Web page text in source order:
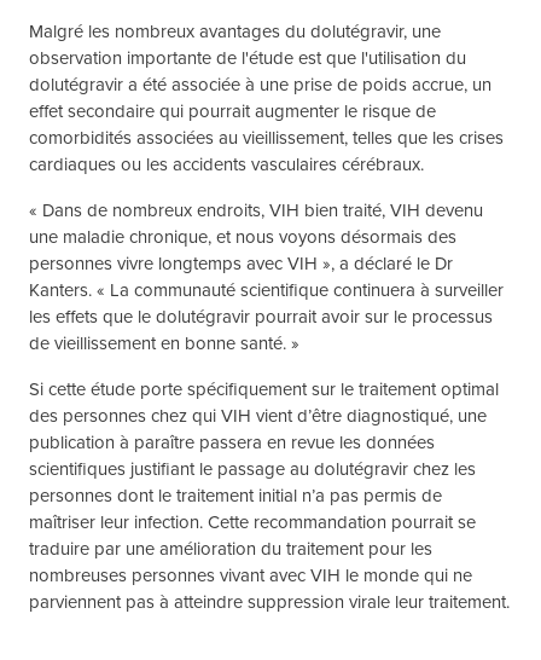
Malgré les nombreux avantages du dolutégravir, une
observation importante de l'étude est que l'utilisation du
dolutégravir a été associée à une prise de poids accrue, un
effet secondaire qui pourrait augmenter le risque de
comorbidités associées au vieillissement, telles que les crises
cardiaques ou les accidents vasculaires cérébraux.
« Dans de nombreux endroits, VIH bien traité, VIH devenu
une maladie chronique, et nous voyons désormais des
personnes vivre longtemps avec VIH », a déclaré le Dr
Kanters. « La communauté scientifique continuera à surveiller
les effets que le dolutégravir pourrait avoir sur le processus
de vieillissement en bonne santé. »
Si cette étude porte spécifiquement sur le traitement optimal
des personnes chez qui VIH vient d’être diagnostiqué, une
publication à paraître passera en revue les données
scientifiques justifiant le passage au dolutégravir chez les
personnes dont le traitement initial n’a pas permis de
maîtriser leur infection. Cette recommandation pourrait se
traduire par une amélioration du traitement pour les
nombreuses personnes vivant avec VIH le monde qui ne
parviennent pas à atteindre suppression virale leur traitement.